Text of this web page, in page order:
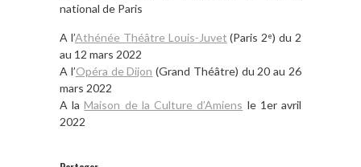
national de Paris
A l’Athénée Théâtre Louis-Juvet (Paris 2e) du 2
au 12 mars 2022
A l’Opéra de Dijon (Grand Théâtre) du 20 au 26
mars 2022
A laMaison de la Culture d’Amiens le 1er avril
2022